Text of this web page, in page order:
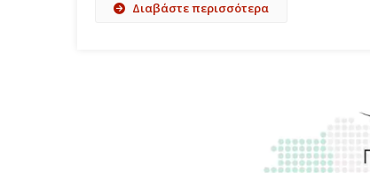
Διαβάστε περισσότερα